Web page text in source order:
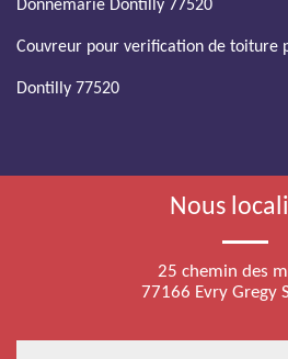
Donnemarie Dontilly 77520
Couvreur pour verification de toiture
Dontilly 77520
Nous
25 chemin des
77166 Evry Gregy